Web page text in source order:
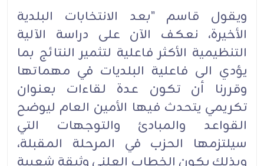
ويقول قاسم "بعد الانتخابات البلدية
الأخيرة، نعكف الآن على دراسة الآلية
التنظيمية الأكثر فاعلية لتثمير النتائج بما
يؤدي الى فاعلية البلديات في مهماتها
وقررنا أن تكون عدة لقاءات بعنوان
تكريمي يتحدث فيها الأمين العام ليوضح
القواعد والمبادئ والتوجهات التي
سيلتزمها الحزب في المرحلة المقبلة،